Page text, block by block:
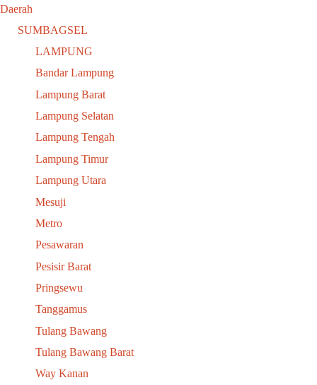
Daerah
SUMBAGSEL
LAMPUNG
Bandar Lampung
Lampung Barat
Lampung Selatan
Lampung Tengah
Lampung Timur
Lampung Utara
Mesuji
Metro
Pesawaran
Pesisir Barat
Pringsewu
Tanggamus
Tulang Bawang
Tulang Bawang Barat
Way Kanan